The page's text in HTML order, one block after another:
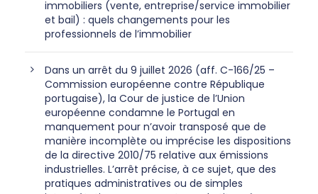
immobiliers (vente, entreprise/service immobilier
et bail) : quels changements pour les
professionnels de l’immobilier
Dans un arrêt du 9 juillet 2026 (aff. C-166/25 –
Commission européenne contre République
portugaise), la Cour de justice de l’Union
européenne condamne le Portugal en
manquement pour n’avoir transposé que de
manière incomplète ou imprécise les dispositions
de la directive 2010/75 relative aux émissions
industrielles. L’arrêt précise, à ce sujet, que des
pratiques administratives ou de simples